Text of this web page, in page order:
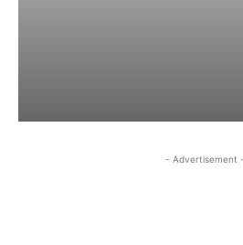
- Advertisement -